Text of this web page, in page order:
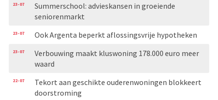
23-07
Summerschool: advieskansen in groeiende
seniorenmarkt
23-07 Ook Argenta beperkt aflossingsvrije hypotheken
23-07
Verbouwing maakt kluswoning 178.000 euro meer
waard
22-07
Tekort aan geschikte ouderenwoningen blokkeert
doorstroming